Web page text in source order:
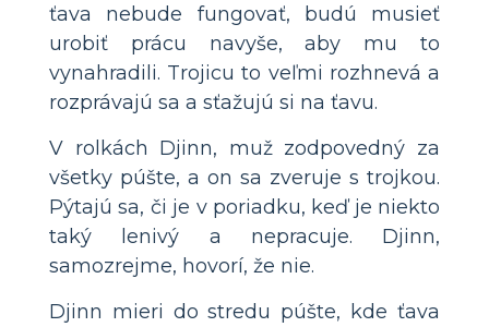
ťava nebude fungovať, budú musieť
urobiť prácu navyše, aby mu to
vynahradili. Trojicu to veľmi rozhnevá a
rozprávajú sa a sťažujú si na ťavu.
V rolkách Djinn, muž zodpovedný za
všetky púšte, a on sa zveruje s trojkou.
Pýtajú sa, či je v poriadku, keď je niekto
taký lenivý a nepracuje. Djinn,
samozrejme, hovorí, že nie.
Djinn mieri do stredu púšte, kde ťava